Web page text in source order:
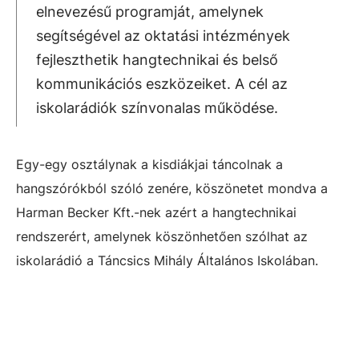
elnevezésű programját, amelynek
segítségével az oktatási intézmények
fejleszthetik hangtechnikai és belső
kommunikációs eszközeiket. A cél az
iskolarádiók színvonalas működése.
Egy-egy osztálynak a kisdiákjai táncolnak a
hangszórókból szóló zenére, köszönetet mondva a
Harman Becker Kft.-nek azért a hangtechnikai
rendszerért, amelynek köszönhetően szólhat az
iskolarádió a Táncsics Mihály Általános Iskolában.